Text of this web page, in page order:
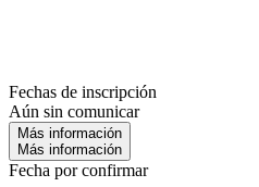
Fechas de inscripción
Aún sin comunicar
Más información
Más información
Fecha por confirmar